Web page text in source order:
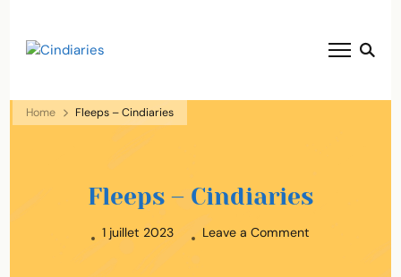
Home Fleeps – Cindiaries
Fleeps – Cindiaries
1 juillet 2023 Leave a Comment